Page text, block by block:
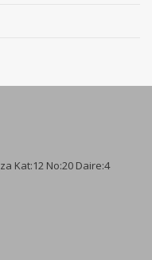
Kat:12 No:20 Daire:4